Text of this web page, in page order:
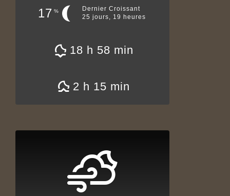
17 %
Dernier Croissant
25 jours, 19 heures
18 h 58 min
2 h 15 min